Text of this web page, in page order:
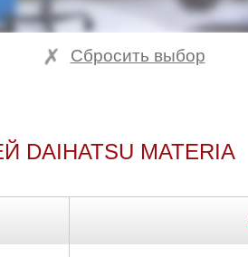
Сбросить выбор
MATERIA